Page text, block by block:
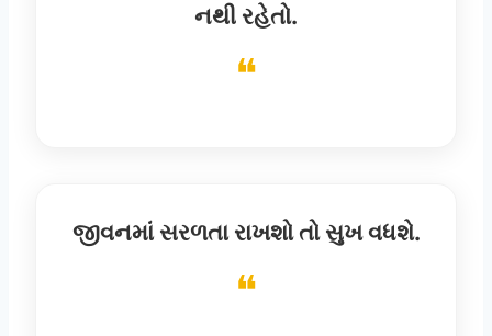
નથી રહેતો.
જીવનમાં સરળતા રાખશો તો સુખ વધશે.